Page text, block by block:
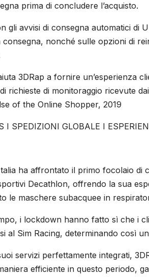
prima di concludere l’acquisto.
gli avvisi di consegna automatici di
consegna, nonché sulle opzioni di
3DRap a fornire un’esperienza
richieste di monitoraggio ricevute
of the Online Shopper, 2019
I SPEDIZIONI GLOBALE I
ha affrontato il primo focolaio
Decathlon, offrendo la sua
le maschere subacquee in
i lockdown hanno fatto sì che i
al Sim Racing, determinando così
servizi perfettamente integrati,
efficiente in questo periodo,